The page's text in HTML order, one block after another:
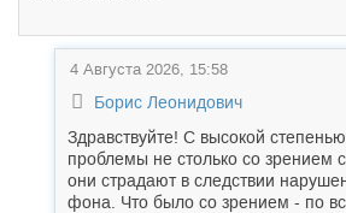
4 Августа 2026, 15:58
Борис Леонидович
Здравствуйте! С высокой
проблемы не столько со зрением
они страдают в следствии
фона. Что было со зрением - по